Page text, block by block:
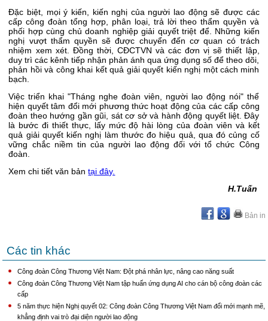
Đặc biệt, mọi ý kiến, kiến nghị của người lao động sẽ được các
cấp công đoàn tổng hợp, phân loại, trả lời theo thẩm quyền và
phối hợp cùng chủ doanh nghiệp giải quyết triệt để. Những kiến
nghị vượt thẩm quyền sẽ được chuyển đến cơ quan có trách
nhiệm xem xét. Đồng thời, CĐCTVN và các đơn vị sẽ thiết lập,
duy trì các kênh tiếp nhận phản ánh qua ứng dụng số để theo dõi,
phản hồi và công khai kết quả giải quyết kiến nghị một cách minh
bạch.
Việc triển khai "Tháng nghe đoàn viên, người lao động nói" thể
hiện quyết tâm đổi mới phương thức hoạt động của các cấp công
đoàn theo hướng gần gũi, sát cơ sở và hành động quyết liệt. Đây
là bước đi thiết thực, lấy mức độ hài lòng của đoàn viên và kết
quả giải quyết kiến nghị làm thước đo hiệu quả, qua đó củng cố
vững chắc niềm tin của người lao động đối với tổ chức Công
đoàn.
Xem chi tiết văn bảntại đây.
H.Tuấn
Bản in
Các tin khác
Công đoàn Công Thương Việt Nam: Đột phá nhân lực, nâng cao năng suất
Công đoàn Công Thương Việt Nam tập huấn ứng dụng AI cho cán bộ công đoàn các
cấp
5 năm thực hiện Nghị quyết 02: Công đoàn Công Thương Việt Nam đổi mới mạnh mẽ,
khẳng định vai trò đại diện người lao động